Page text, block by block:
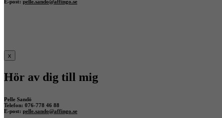
E-post: pelle.sando@affingo.se
x
Hör av dig till mig
Pelle Sandö
Telefon: 076-778 46 88
E-post: pelle.sando@affingo.se